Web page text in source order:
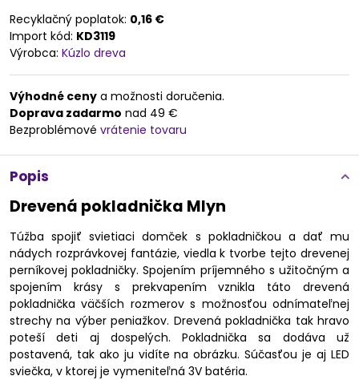
Recyklačný poplatok: 0,16 €
Import kód: KD3119
Výrobca: Kúzlo dreva
Výhodné ceny a možnosti doručenia.
Doprava zadarmo nad 49 €
Bezproblémové vrátenie tovaru
Popis
Drevená pokladnička Mlyn
Túžba spojiť svietiaci domček s pokladničkou a dať mu
nádych rozprávkovej fantázie, viedla k tvorbe tejto drevenej
perníkovej pokladničky. Spojením príjemného s užitočným a
spojením krásy s prekvapením vznikla táto drevená
pokladnička väčších rozmerov s možnosťou odnímateľnej
strechy na výber peniažkov. Drevená pokladnička tak hravo
poteší deti aj dospelých. Pokladnička sa dodáva už
postavená, tak ako ju vidíte na obrázku. Súčasťou je aj LED
sviečka, v ktorej je vymeniteľná 3V batéria.